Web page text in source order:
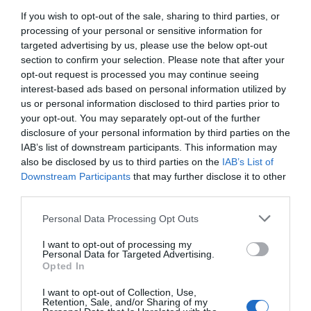
If you wish to opt-out of the sale, sharing to third parties, or
processing of your personal or sensitive information for
targeted advertising by us, please use the below opt-out
section to confirm your selection. Please note that after your
opt-out request is processed you may continue seeing
interest-based ads based on personal information utilized by
us or personal information disclosed to third parties prior to
your opt-out. You may separately opt-out of the further
disclosure of your personal information by third parties on the
IAB’s list of downstream participants. This information may
also be disclosed by us to third parties on the IAB’s List of
Downstream Participants that may further disclose it to other
Personal Data Processing Opt Outs
I want to opt-out of processing my
Personal Data for Targeted Advertising.
Opted In
I want to opt-out of Collection, Use,
Retention, Sale, and/or Sharing of my
Κατά μέσον όρο, ο κ. Μητσοτάκης εκτιμάται, ότι θα
χάσει 41 έδρες,
Κατά μέσον όρο, ο κ. Ανδρουλάκης εκτιμάται, ότι
αυξήσει τις έδρες του κατά 5,
Κατά μέσον όρο, ο κ. Τσίπρας εκτιμάται, ότι θα
χάσει 2 έδρες,
Κατά μέσον όρο, ο κ. Βελόπουλος εκτιμάται, ότι θα
αυξήσει τις έδρες του κατά 9,
θα αυξήσει τις έδρες της κατά 8 κ.ο.κ.
Και βέβαια σε όλα τα γκάλοπ, πάνω από 60-70%
των πολιτών δηλώνει, πως θέλει να φύγει η